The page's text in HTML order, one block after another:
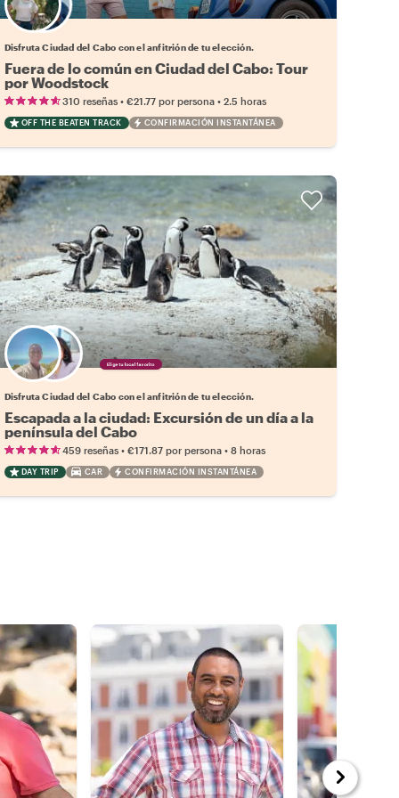
Elige tu local favorito
Disfruta Ciudad del Cabo con el anfitrión de tu elección.
Fuera de lo común en Ciudad del Cabo: Tour
por Woodstock
310 reseñas• €21.77 por persona• 2.5 horas
OFF THE BEATEN TRACK CONFIRMACIÓN INSTANTÁNEA
Elige tu local favorito
Disfruta Ciudad del Cabo con el anfitrión de tu elección.
Escapada a la ciudad: Excursión de un día a la
península del Cabo
459 reseñas• €171.87 por persona• 8 horas
DAY TRIP CAR CONFIRMACIÓN INSTANTÁNEA